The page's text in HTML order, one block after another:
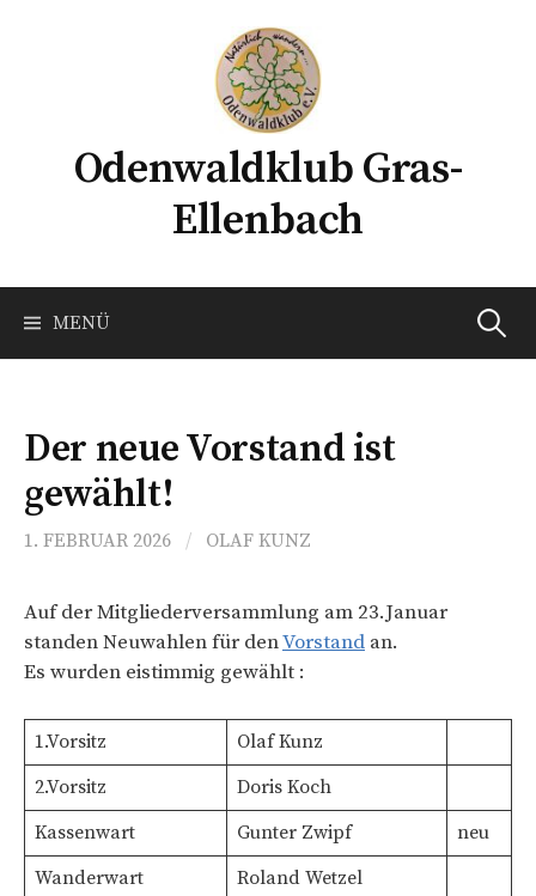
Odenwaldklub Gras-
Ellenbach
MENÜ Suchen
Der neue Vorstand ist
gewählt!
1. FEBRUAR 2026 / OLAF KUNZ
Auf der Mitgliederversammlung am 23.Januar
standen Neuwahlen für denVorstand an.
Es wurden eistimmig gewählt :
1.Vorsitz
Olaf Kunz
2.Vorsitz
Doris Koch
Kassenwart
Gunter Zwipf
neu
Wanderwart
Roland Wetzel